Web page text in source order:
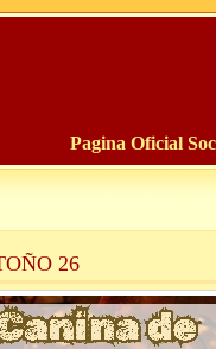
Pagina Oficial
26